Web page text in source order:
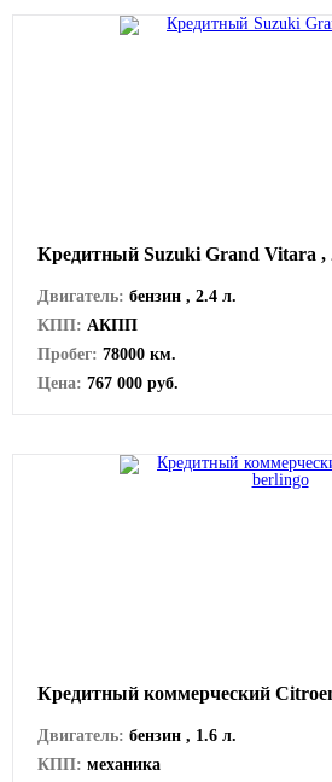
Кредитный Suzuki Grand Vitara ,
Двигатель: бензин , 2.4 л.
КПП: АКПП
Пробег: 78000 км.
Цена: 767 000 руб.
Кредитный коммерческий
Двигатель: бензин , 1.6 л.
КПП: механика